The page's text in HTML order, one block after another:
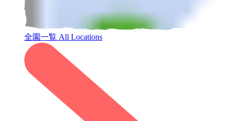
全園一覧 All Locations